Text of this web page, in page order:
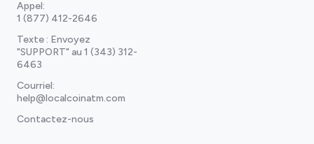
Appel:
1 (877) 412-2646
Texte : Envoyez
"SUPPORT" au 1 (343) 312-
6463
Courriel:
help@localcoinatm.com
Contactez-nous